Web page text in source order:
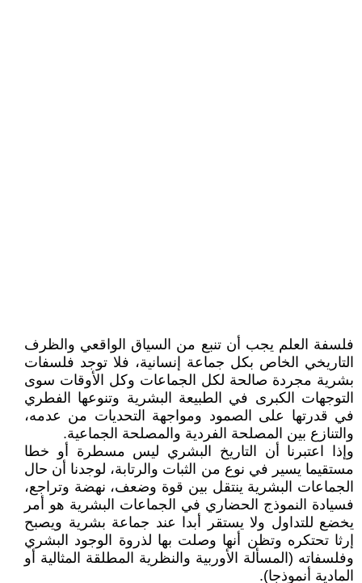
فلسفة العلم يجب أن تنبع من السياق الواقعي والظرف
التاريخي الخاص بكل جماعة إنسانية، فلا توجد فلسفات
بشرية مجردة صالحة لكل الجماعات وكل الأوقات سوى
التوجهات الكبرى في الطبيعة البشرية وتنوعها الفطري
في قدرتها على الصمود ومواجهة التحديات من عدمه،
والتنازع بين المصلحة الفردية والمصلحة الجماعية.
وإذا اعتبرنا أن التاريخ البشري ليس مسطرة أو خطا
مستقيما يسير في نوع من الثبات والرتابة، لوجدنا أن حال
الجماعات البشرية ينتقل بين قوة وضعف، نهضة وتراجع،
فسيادة النموذج الحضاري في الجماعات البشرية هو أمر
يخضع للتداول ولا يستقر أبدا عند جماعة بشرية ويصبح
إرثا تحتكره وتظن أنها وصلت بها لذروة الوجود البشري
وفلسفاته (المسألة الأوربية والنظرية المطلقة المثالية أو
المادية أنموذجا).